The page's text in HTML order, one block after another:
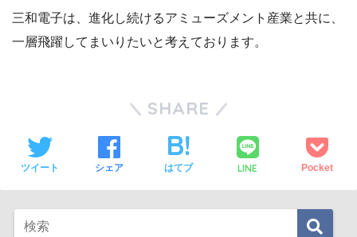
三和電子は、進化し続けるアミューズメント産業と共に、
一層飛躍してまいりたいと考えております。
SHARE
ツイート シェア はてブ LINE Pocket